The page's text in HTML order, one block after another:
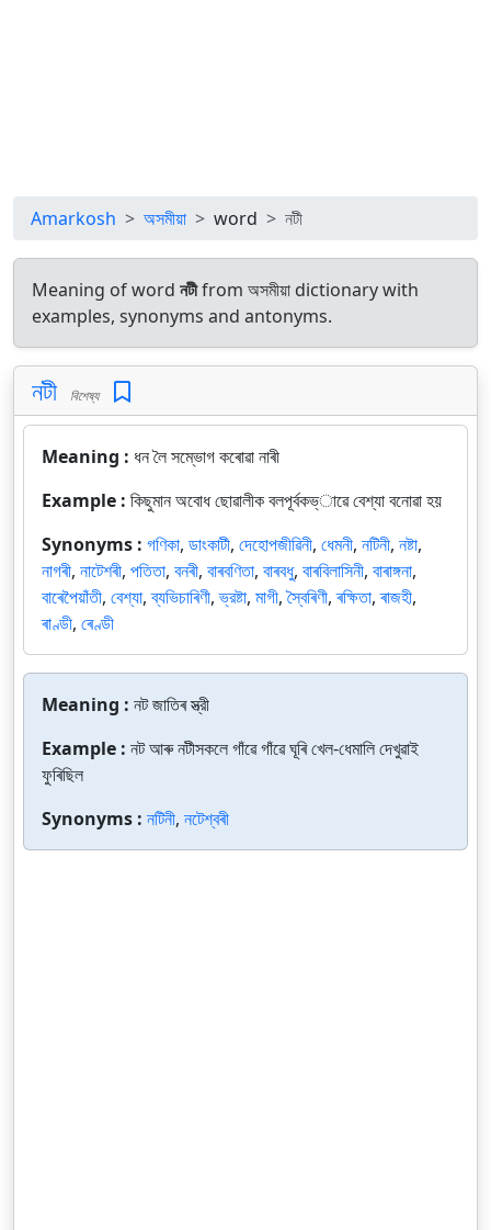
Amarkosh অসমীয়া word নটী
Meaning of word নটীfrom অসমীয়া dictionary with
examples, synonyms and antonyms.
নটী বিশেষ্য
Meaning : ধন লৈ সম্ভোগ কৰোৱা নাৰী
Example : কিছুমান অবোধ ছোৱালীক বলপূর্বকভ্াৱে বেশ্যা বনোৱা হয়
Synonyms : গণিকা, ডাংকাটী, দেহোপজীৱিনী, ধেমনী, নটিনী, নষ্টা,
নাগৰী, নাটেশৰী, পতিতা, বনৰী, বাৰবণিতা, বাৰবধু, বাৰবিলাসিনী, বাৰাঙ্গনা,
বাৰেপৈয়াঁতী, বেশ্যা,ব্যভিচাৰিণী,ভ্রষ্টা, মাগী,স্বৈৰিণী,ৰক্ষিতা,ৰাজহী,
ৰাণ্ডী, ৰেণ্ডী
Meaning : নট জাতিৰ স্ত্রী
Example : নট আৰু নটীসকলে গাঁৱে গাঁৱে ঘূৰি খেল-ধেমালি দেখুৱাই
ফুৰিছিল
Synonyms : নটিনী, নটেশ্বৰী